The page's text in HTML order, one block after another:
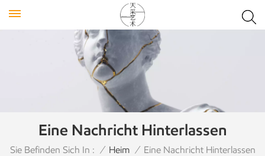
Eine Nachricht Hinterlassen
Sie Befinden Sich In : / Heim / Eine Nachricht Hinterlassen